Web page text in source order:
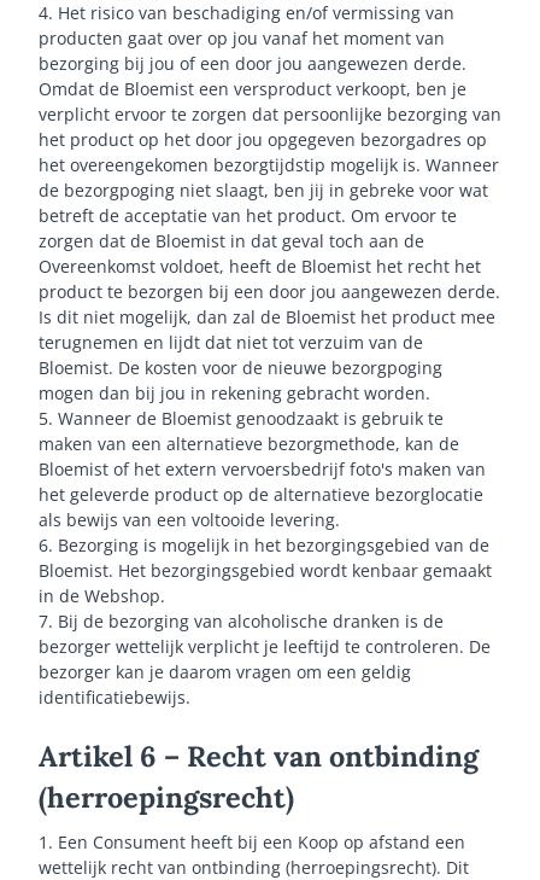
4. Het risico van beschadiging en/of vermissing van
producten gaat over op jou vanaf het moment van
bezorging bij jou of een door jou aangewezen derde.
Omdat de Bloemist een versproduct verkoopt, ben je
verplicht ervoor te zorgen dat persoonlijke bezorging van
het product op het door jou opgegeven bezorgadres op
het overeengekomen bezorgtijdstip mogelijk is. Wanneer
de bezorgpoging niet slaagt, ben jij in gebreke voor wat
betreft de acceptatie van het product. Om ervoor te
zorgen dat de Bloemist in dat geval toch aan de
Overeenkomst voldoet, heeft de Bloemist het recht het
product te bezorgen bij een door jou aangewezen derde.
Is dit niet mogelijk, dan zal de Bloemist het product mee
terugnemen en lijdt dat niet tot verzuim van de
Bloemist. De kosten voor de nieuwe bezorgpoging
mogen dan bij jou in rekening gebracht worden.
5. Wanneer de Bloemist genoodzaakt is gebruik te
maken van een alternatieve bezorgmethode, kan de
Bloemist of het extern vervoersbedrijf foto's maken van
het geleverde product op de alternatieve bezorglocatie
als bewijs van een voltooide levering.
6. Bezorging is mogelijk in het bezorgingsgebied van de
Bloemist. Het bezorgingsgebied wordt kenbaar gemaakt
in de Webshop.
7. Bij de bezorging van alcoholische dranken is de
bezorger wettelijk verplicht je leeftijd te controleren. De
bezorger kan je daarom vragen om een geldig
identificatiebewijs.
Artikel 6 – Recht van ontbinding
(herroepingsrecht)
1. Een Consument heeft bij een Koop op afstand een
wettelijk recht van ontbinding (herroepingsrecht). Dit